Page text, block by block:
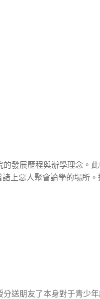
的發展歷程與辦學理念。
上惡人聚會論學的場所
送朋友了本身對于青少